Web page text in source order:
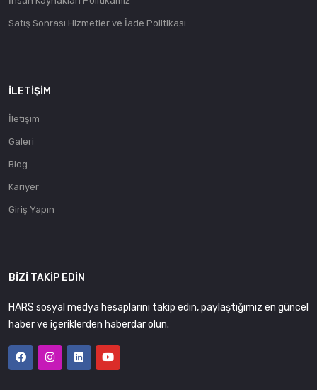
Satış Sonrası Hizmetler ve İade Politikası
İLETIŞIM
İletişim
Galeri
Blog
Kariyer
Giriş Yapın
BIZI TAKIP EDIN
HARS sosyal medya hesaplarını takip edin, paylaştığımız en güncel
haber ve içeriklerden haberdar olun.